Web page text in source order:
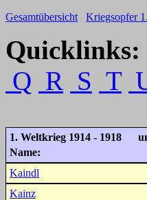
Gesamtübersicht Kriegsopfer
Q R S T
1. Weltkrieg 1914 - 1918
Name:
Kaindl
Kainz